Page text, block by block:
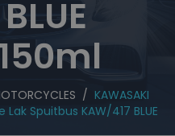
/ KAWASAKI
Lak Spuitbus KAW/417 BLUE